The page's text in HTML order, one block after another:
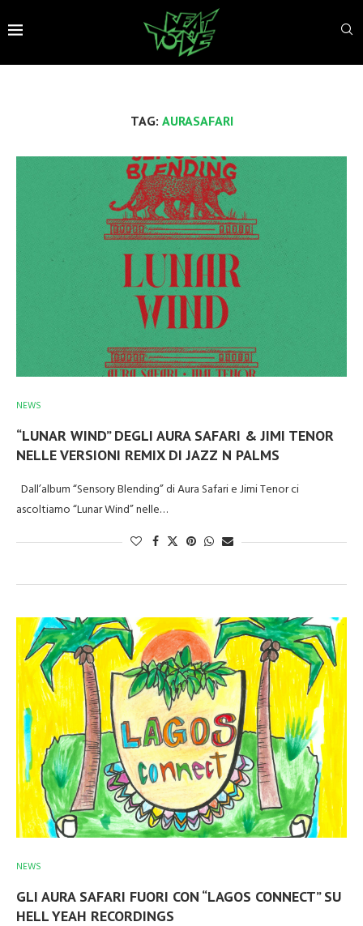
TAG: AURASAFARI
NEWS
“LUNAR WIND” DEGLI AURA SAFARI & JIMI TENOR
NELLE VERSIONI REMIX DI JAZZ N PALMS
Dall’album “Sensory Blending” di Aura Safari e Jimi Tenor ci
ascoltiamo “Lunar Wind” nelle…
NEWS
GLI AURA SAFARI FUORI CON “LAGOS CONNECT” SU
HELL YEAH RECORDINGS